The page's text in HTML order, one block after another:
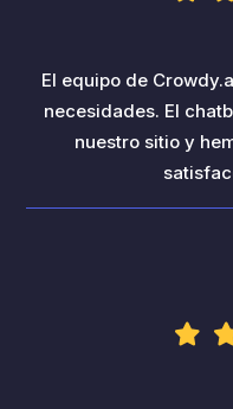
El equipo de
necesidades. El
nuestro sitio y